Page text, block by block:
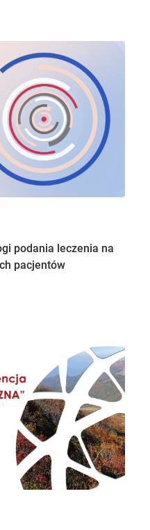
podania leczenia na
pacjentów